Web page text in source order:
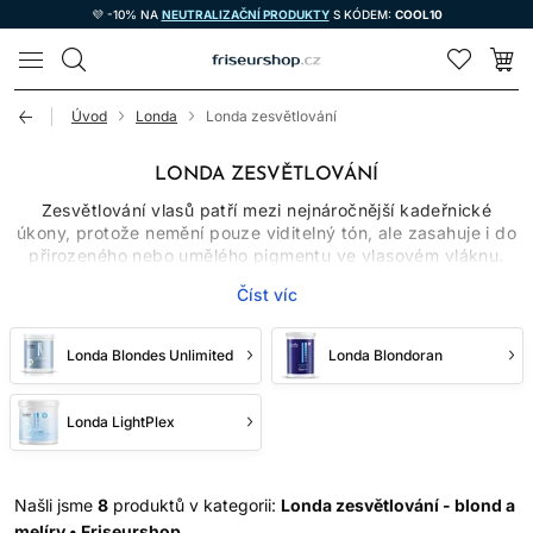
💜 -10% NA NEUTRALIZAČNÍ PRODUKTYS KÓDEM: COOL10
LOMAX
Úvod Londa Londa zesvětlování
LONDA ZESVĚTLOVÁNÍ
Zesvětlování vlasů patří mezi nejnáročnější kadeřnické
úkony, protože nemění pouze viditelný tón, ale zasahuje i do
přirozeného nebo umělého pigmentu ve vlasovém vláknu.
přípravky určené k vytvoření světlejšího základu, melíru,
balayage nebo celoplošného blond výsledku. Jednotlivé
produkty se mohou lišit konzistencí, doporučeným mícháním,
silou účinku i vhodnou technikou. Při výběru proto nestačí
sledovat pouze obrázek odstínu. Rozhoduje výchozí barva,
historie předchozího barvení, stav délek, požadovaný
stupeň zesvětlení a přesný návod konkrétního přípravku.
CO SE DĚJE PŘI
Číst víc
Londa Blondes Unlimited Londa Blondoran
Londa LightPlex
Našli jsme 8 produktů v kategorii: Londa zesvětlování - blond a